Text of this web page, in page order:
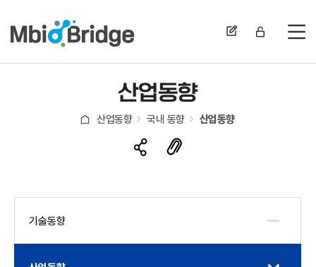
전
산업동향
산업동향 국내 동향 산업동향
기술동향